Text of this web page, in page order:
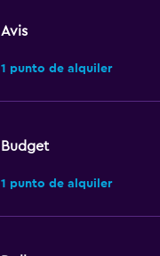
Avis
1 punto de alquiler
Budget
1 punto de alquiler